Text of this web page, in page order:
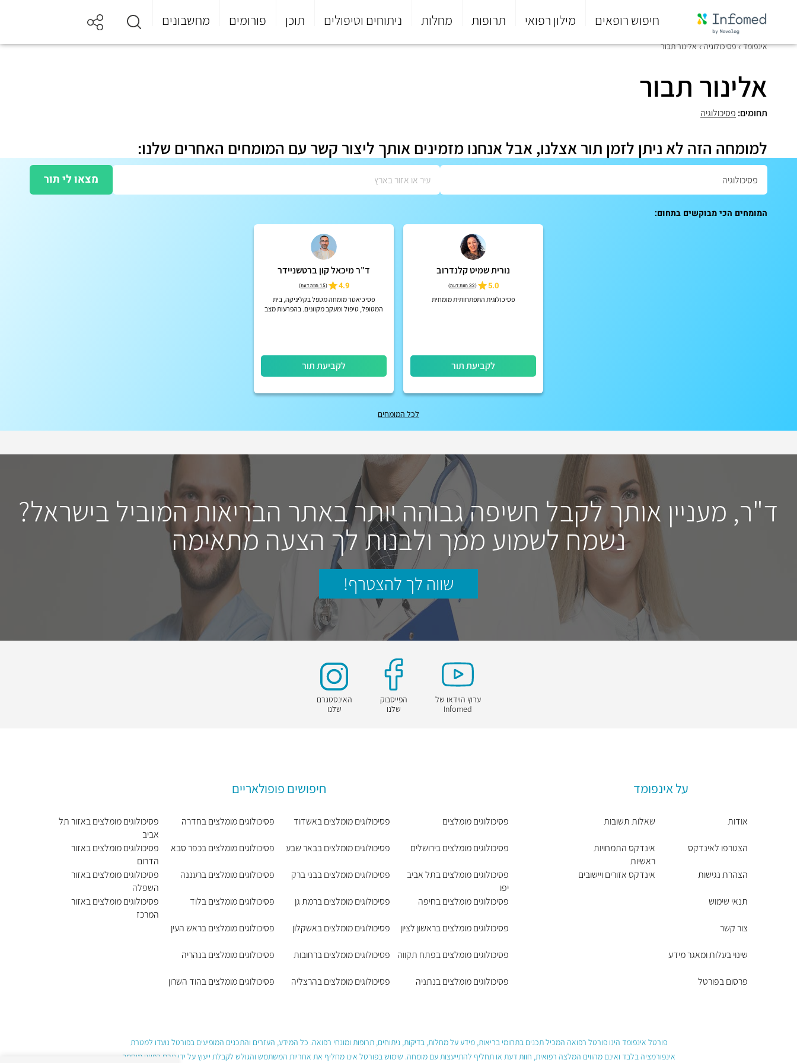
חיפוש רופאים מילון רפואי תרופות מחלות ניתוחים וטיפולים תוכן פורומים מחשבונים
סוף
אינפומד פסיכולוגיה אלינור תבור
אלינור תבור
תחומים: פסיכולוגיה
למומחה הזה לא ניתן לזמן תור אצלנו, אבל אנחנו מזמינים אותך ליצור קשר עם המומחים האחרים שלנו:
מצאו לי תור
המומחים הכי מבוקשים בתחום:
נורית שמיט קלנדרוב
5.0
(32 חוות דעת )
פסיכולוגית התפתחותית מומחית
לקביעת תור
ד"ר מיכאל קון ברטשניידר
4.9
(15 חוות דעת )
פסיכיאטר מומחה מטפל בקליניקה, בית
המטופל, טיפול ומעקב מקוונים. בהפרעות מצב
לקביעת תור
לכל המומחים
ד"ר, מעניין אותך לקבל חשיפה גבוהה יותר באתר הבריאות המוביל בישראל?
נשמח לשמוע ממך ולבנות לך הצעה מתאימה
שווה לך להצטרף!
ערוץ הוידאו של
Infomed
הפייסבוק
שלנו
האינסטגרם
שלנו
על אינפומד
אודות
הצטרפו לאינדקס
הצהרת נגישות
תנאי שימוש
צור קשר
שינוי בעלות ומאגר מידע
פרסום בפורטל
שאלות תשובות
אינדקס התמחויות
ראשיות
אינדקס אזורים ויישובים
חיפושים פופולאריים
פסיכולוגים מומלצים
פסיכולוגים מומלצים בירושלים
פסיכולוגים מומלצים בתל אביב
יפו
פסיכולוגים מומלצים בחיפה
פסיכולוגים מומלצים בראשון לציון
פסיכולוגים מומלצים בפתח תקווה
פסיכולוגים מומלצים בנתניה
פסיכולוגים מומלצים באשדוד
פסיכולוגים מומלצים בבאר שבע
פסיכולוגים מומלצים בבני ברק
פסיכולוגים מומלצים ברמת גן
פסיכולוגים מומלצים באשקלון
פסיכולוגים מומלצים ברחובות
פסיכולוגים מומלצים בהרצליה
פסיכולוגים מומלצים בחדרה
פסיכולוגים מומלצים בכפר סבא
פסיכולוגים מומלצים ברעננה
פסיכולוגים מומלצים בלוד
פסיכולוגים מומלצים בראש העין
פסיכולוגים מומלצים בנהריה
פסיכולוגים מומלצים בהוד השרון
פסיכולוגים מומלצים באזור תל
אביב
פסיכולוגים מומלצים באזור
הדרום
פסיכולוגים מומלצים באזור
השפלה
פסיכולוגים מומלצים באזור
המרכז
פורטל אינפומד הינו פורטל רפואה המכיל תכנים בתחומי בריאות, מידע על מחלות, בדיקות, ניתוחים, תרופות ומונחי רפואה. כל המידע, העזרים והתכנים המופיעים בפורטל נועדו למטרת
אינפורמציה בלבד ואינם מהווים המלצה רפואית, חוות דעת או תחליף להתייעצות עם מומחה. שימוש בפורטל אינו מחליף את אחריות המשתמש והגולש לקבלת ייעוץ על ידי גורם רפואי מוסמך